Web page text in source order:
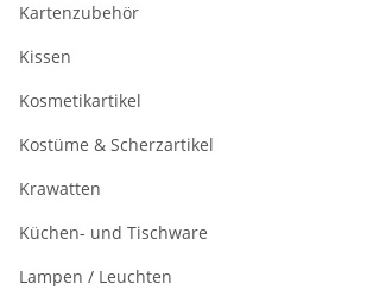
Kartenzubehör
Kissen
Kosmetikartikel
Kostüme & Scherzartikel
Krawatten
Küchen- und Tischware
Lampen / Leuchten